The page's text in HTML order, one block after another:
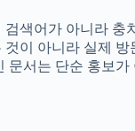
색어가 아니라
이 아니라 실제
서는 단순 홍보